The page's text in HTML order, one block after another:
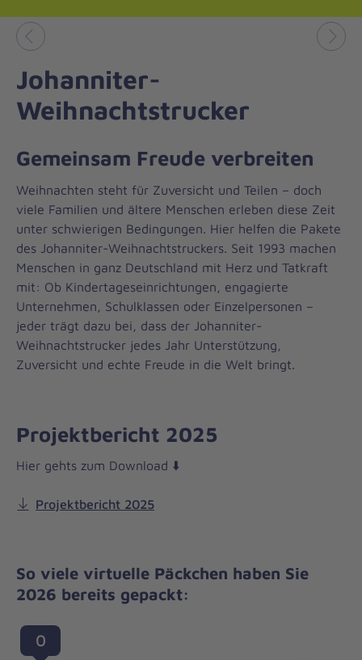
Vorheriges
Johanniter-
Weihnachtstrucker
Gemeinsam Freude verbreiten
Weihnachten steht für Zuversicht und Teilen – doch
viele Familien und ältere Menschen erleben diese Zeit
unter schwierigen Bedingungen. Hier helfen die Pakete
des Johanniter-Weihnachtstruckers. Seit 1993 machen
Menschen in ganz Deutschland mit Herz und Tatkraft
mit: Ob Kindertageseinrichtungen, engagierte
Unternehmen, Schulklassen oder Einzelpersonen –
jeder trägt dazu bei, dass der Johanniter-
Weihnachtstrucker jedes Jahr Unterstützung,
Zuversicht und echte Freude in die Welt bringt.
Projektbericht 2025
Hier gehts zum Download ⬇️
Projektbericht 2025
So viele virtuelle Päckchen haben Sie
2026 bereits gepackt:
0